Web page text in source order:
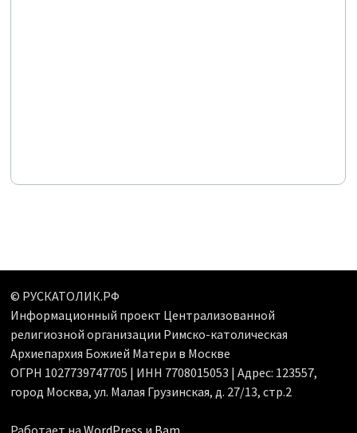
© РУСКАТОЛИК.РФ
Информационный проект Централизованной
религиозной организации Римско-католическая
Архиепархия Божией Матери в Москве
ОГРН 1027739747705 | ИНН 7708015053 | Адрес: 123557,
город Москва, ул. Малая Грузинская, д. 27/13, стр.2